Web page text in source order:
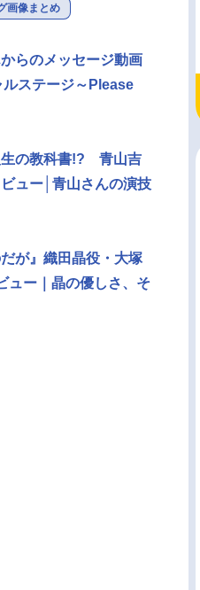
画像まとめ
らのメッセージ動画
ステージ～Please
生の教科書!? 青山吉
ュー│青山さんの演技
が』織田晶役・大塚
ュー｜晶の優しさ、そ